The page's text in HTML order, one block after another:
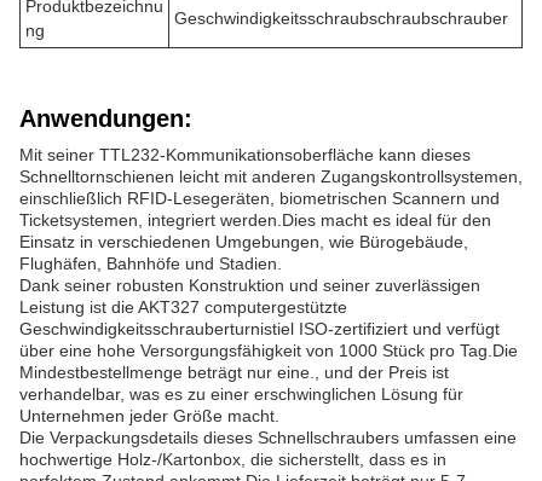
Produktbezeichnu
ng
Geschwindigkeitsschraubschraubschrauber
Anwendungen:
Mit seiner TTL232-Kommunikationsoberfläche kann dieses
Schnelltornschienen leicht mit anderen Zugangskontrollsystemen,
einschließlich RFID-Lesegeräten, biometrischen Scannern und
Ticketsystemen, integriert werden.Dies macht es ideal für den
Einsatz in verschiedenen Umgebungen, wie Bürogebäude,
Flughäfen, Bahnhöfe und Stadien.
Dank seiner robusten Konstruktion und seiner zuverlässigen
Leistung ist die AKT327 computergestützte
Geschwindigkeitsschrauberturnistiel ISO-zertifiziert und verfügt
über eine hohe Versorgungsfähigkeit von 1000 Stück pro Tag.Die
Mindestbestellmenge beträgt nur eine., und der Preis ist
verhandelbar, was es zu einer erschwinglichen Lösung für
Unternehmen jeder Größe macht.
Die Verpackungsdetails dieses Schnellschraubers umfassen eine
hochwertige Holz-/Kartonbox, die sicherstellt, dass es in